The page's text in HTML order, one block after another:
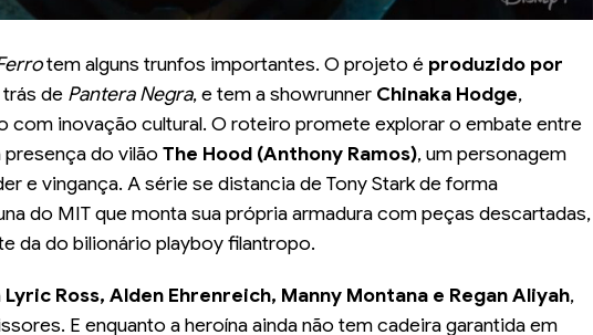
tem alguns trunfos importantes. O projeto é produzido por
de Pantera Negra, e tem a showrunner Chinaka Hodge,
com inovação cultural. O roteiro promete explorar o embate entre
do vilãoThe Hood (Anthony Ramos), um personagem
e vingança. A série se distancia de Tony Stark de forma
do MIT que monta sua própria armadura com peças descartadas,
da do bilionário playboy filantropo.
Lyric Ross, Alden Ehrenreich, Manny Montana e Regan Aliyah,
E enquanto a heroína ainda não tem cadeira garantida em